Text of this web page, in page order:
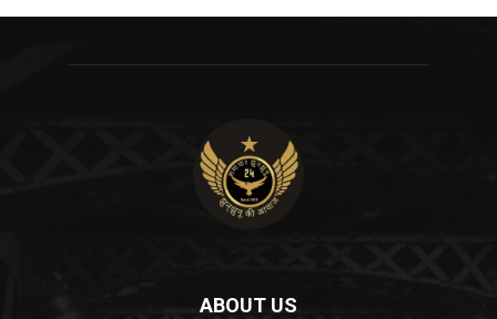
ABOUT US